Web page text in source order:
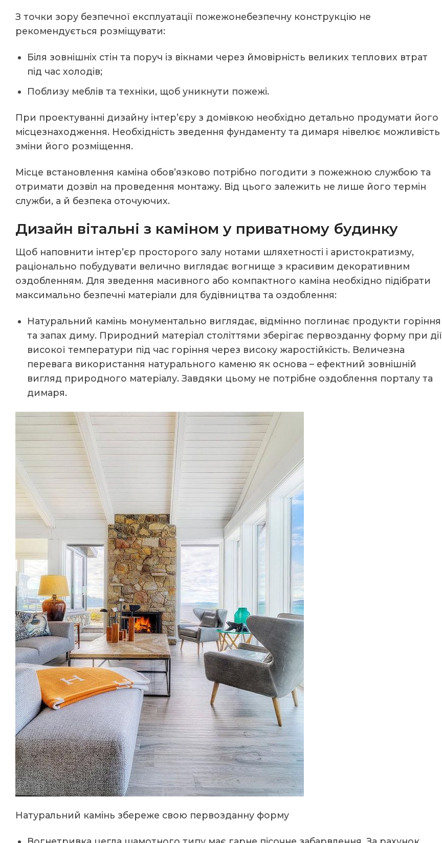
З точки зору безпечної експлуатації пожежонебезпечну конструкцію не
рекомендується розміщувати:
Біля зовнішніх стін та поруч із вікнами через ймовірність великих теплових втрат
під час холодів;
Поблизу меблів та техніки, щоб уникнути пожежі.
При проектуванні дизайну інтер’єру з домівкою необхідно детально продумати його
місцезнаходження. Необхідність зведення фундаменту та димаря нівелює можливість
зміни його розміщення.
Місце встановлення каміна обов’язково потрібно погодити з пожежною службою та
отримати дозвіл на проведення монтажу. Від цього залежить не лише його термін
служби, а й безпека оточуючих.
Дизайн вітальні з каміном у приватному будинку
Щоб наповнити інтер’єр просторого залу нотами шляхетності і аристократизму,
раціонально побудувати велично виглядає вогнище з красивим декоративним
оздобленням. Для зведення масивного або компактного каміна необхідно підібрати
максимально безпечні матеріали для будівництва та оздоблення:
Натуральний камінь монументально виглядає, відмінно поглинає продукти горіння
та запах диму. Природний матеріал століттями зберігає первозданну форму при дії
високої температури під час горіння через високу жаростійкість. Величезна
перевага використання натурального каменю як основа – ефектний зовнішній
вигляд природного матеріалу. Завдяки цьому не потрібне оздоблення порталу та
димаря.
Натуральний камінь збереже свою первозданну форму